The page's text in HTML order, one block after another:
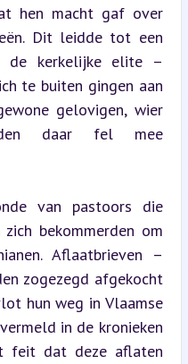
hen macht gaf over
Dit leidde tot een
de kerkelijke elite –
te buiten gingen aan
gelovigen, wier
daar fel mee
van pastoors die
bekommerden om
Aflaatbrieven –
zogezegd afgekocht
hun weg in Vlaamse
in de kronieken
feit dat deze aflaten